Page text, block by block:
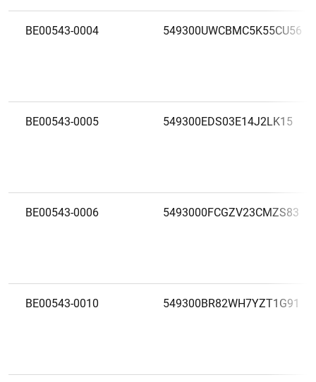
BE00543-0004 549300UWCBMC5K55CU56
BE00543-0005 549300EDS03E14J2LK15
BE00543-0006 5493000FCGZV23CMZS83
BE00543-0010 549300BR82WH7YZT1G91